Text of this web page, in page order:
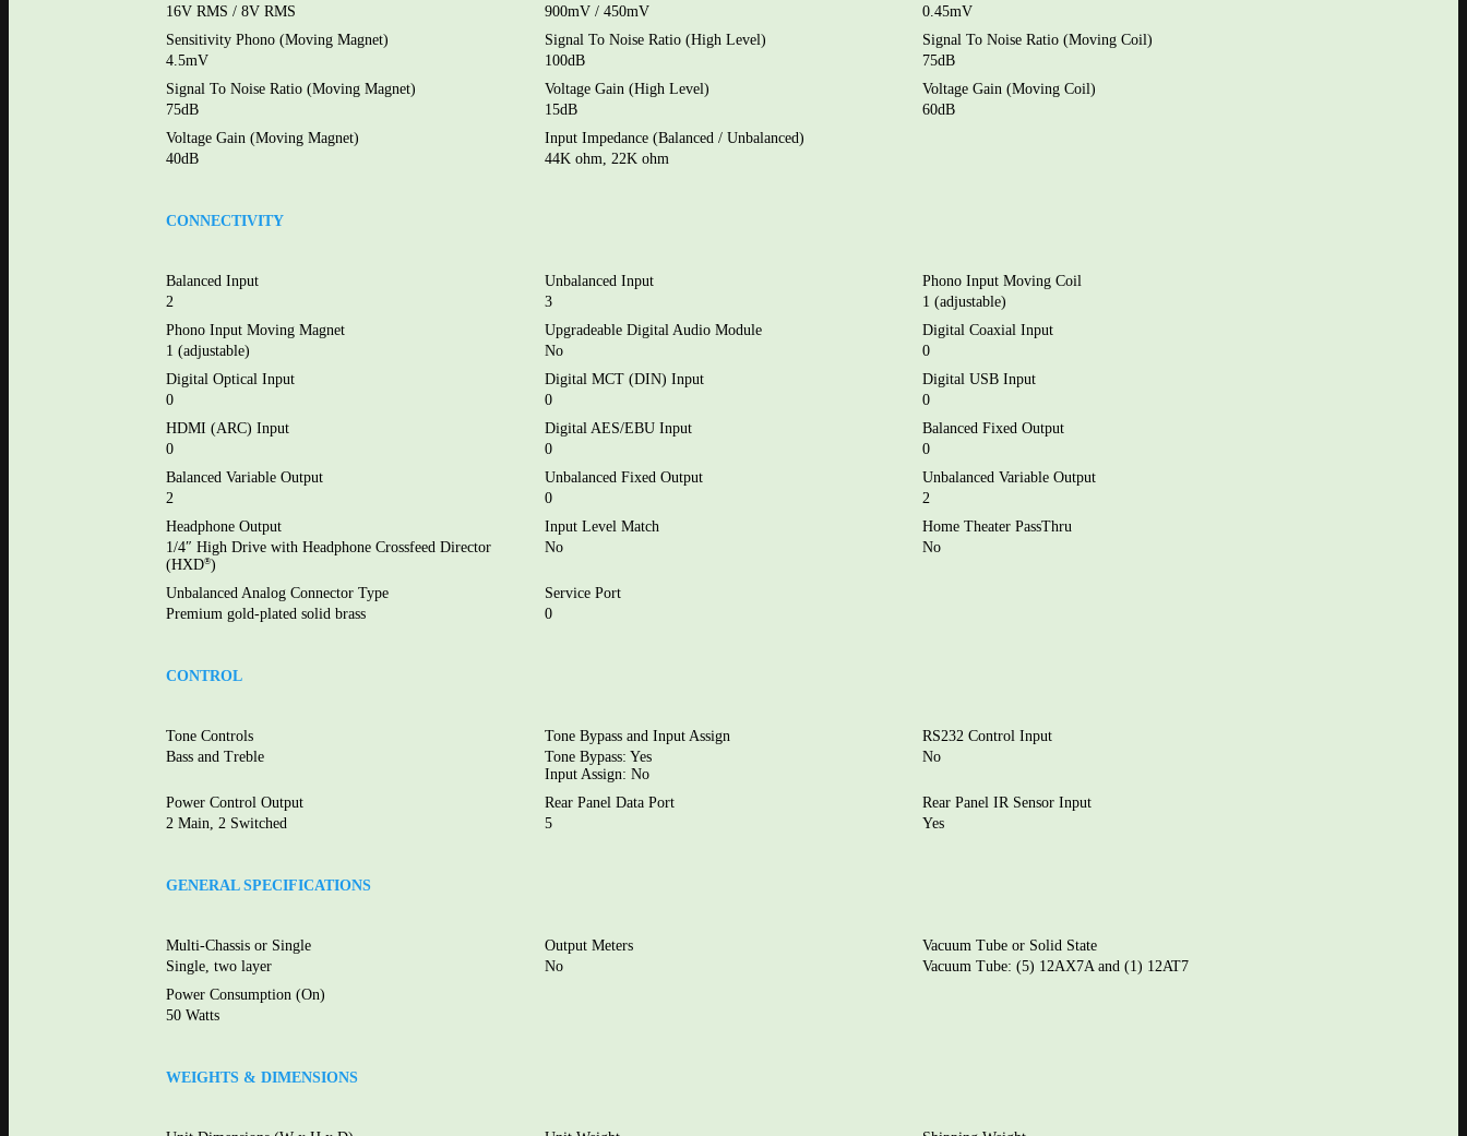
16V RMS / 8V RMS
900mV / 450mV
0.45mV
Sensitivity Phono (Moving Magnet)
4.5mV
Signal To Noise Ratio (High Level)
100dB
Signal To Noise Ratio (Moving Coil)
75dB
Signal To Noise Ratio (Moving Magnet)
75dB
Voltage Gain (High Level)
15dB
Voltage Gain (Moving Coil)
60dB
Voltage Gain (Moving Magnet)
40dB
Input Impedance (Balanced / Unbalanced)
44K ohm, 22K ohm
CONNECTIVITY
Balanced Input
2
Unbalanced Input
3
Phono Input Moving Coil
1 (adjustable)
Phono Input Moving Magnet
1 (adjustable)
Upgradeable Digital Audio Module
No
Digital Coaxial Input
0
Digital Optical Input
0
Digital MCT (DIN) Input
0
Digital USB Input
0
HDMI (ARC) Input
0
Digital AES/EBU Input
0
Balanced Fixed Output
0
Balanced Variable Output
2
Unbalanced Fixed Output
0
Unbalanced Variable Output
2
Headphone Output
1/4″ High Drive with Headphone Crossfeed Director
(HXD®)
Input Level Match
No
Home Theater PassThru
No
Unbalanced Analog Connector Type
Premium gold-plated solid brass
Service Port
0
CONTROL
Tone Controls
Bass and Treble
Tone Bypass and Input Assign
Tone Bypass: Yes
Input Assign: No
RS232 Control Input
No
Power Control Output
2 Main, 2 Switched
Rear Panel Data Port
5
Rear Panel IR Sensor Input
Yes
GENERAL SPECIFICATIONS
Multi-Chassis or Single
Single, two layer
Output Meters
No
Vacuum Tube or Solid State
Vacuum Tube: (5) 12AX7A and (1) 12AT7
Power Consumption (On)
50 Watts
WEIGHTS & DIMENSIONS